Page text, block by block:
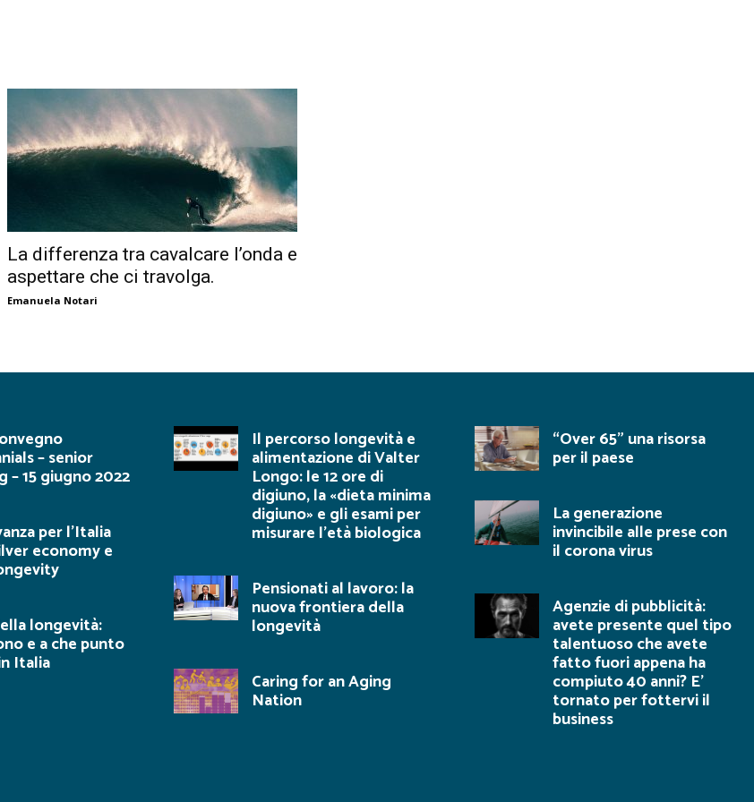
La differenza tra cavalcare l’onda e
aspettare che ci travolga.
Emanuela Notari
– senior
– 15 giugno 2022
per l’Italia
economy e
longevità:
e a che punto
Italia
Il percorso longevità e
alimentazione di Valter
Longo: le 12 ore di
digiuno, la «dieta minima
digiuno» e gli esami per
misurare l’età biologica
Pensionati al lavoro: la
nuova frontiera della
longevità
Caring for an Aging
Nation
“Over 65” una risorsa
per il paese
La generazione
invincibile alle prese con
il corona virus
Agenzie di pubblicità:
avete presente quel tipo
talentuoso che avete
fatto fuori appena ha
compiuto 40 anni? E’
tornato per fottervi il
business